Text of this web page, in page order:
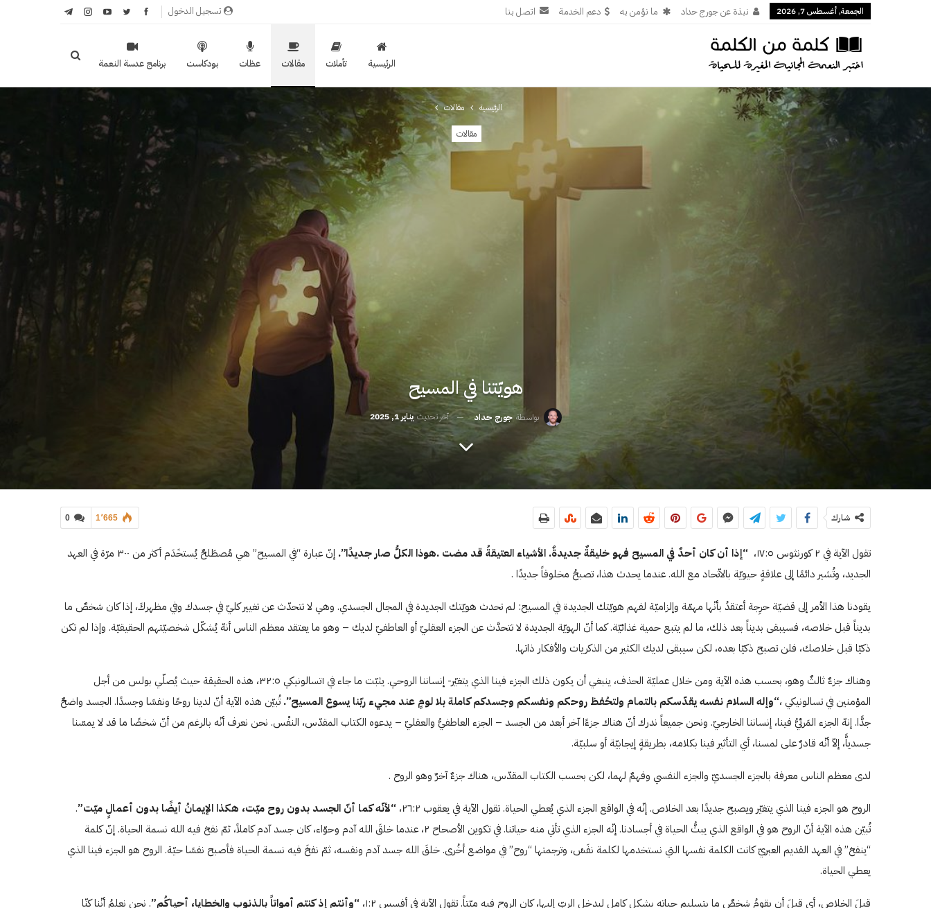
تسجيل الدخول الجمعة, أغسطس 7, 2026 نبذة عن جورج حداد ما نؤمن به دعم الخدمة اتصل بنا
الرئيسية تأملات مقالات عظات بودكاست برنامج عدسة النعمة
الرئيسية مقالات
مقالات
هويّتنا في المسيح
بواسطة جورج حداد آخر تحديثيناير 1, 2025
0 1٬665 شارك
تقول الآية في ٢ كورنثوس ۱۷:٥، “إذا أن كان أحدٌ في المسيح فهو خليقةٌ جديدةٌ. الأشياء العتيقةُ قد مضت .هوذا الكلُّ صار جديدًا”.
إنّ عبارة “في المسيح” هي مُصطَلحٌ يُستخَدَم أكثر من ٣٠٠ مرّة في العهد
الجديد، وتُشير دائمًا إلى علاقةٍ حيويّة بالاتّحاد مع الله. عندما يحدث هذا، تصبحُ مخلوقاً جديدًا .
يقودنا هذا الأمر إلى قضيّة حرِجة أعتقدُ بأنّها مهمّة وإلزاميّة لفهم هويّتك الجديدة في المسيح: لم تحدث هويّتك الجديدة في المجال الجسدي. وهي لا تتحدّث عن تغيير كليّ في جسدك وفي مظهركَ، إذا كان شخصٌ ما
بديناً قبل خلاصه، فسيبقى بديناً بعد ذلك، ما لم يتبع حمية غذائيّة. كما أنّ الهويّة الجديدة لا تتحدَّث عن الجزء العقليّ أو العاطفيّ لديك – وهو ما يعتقد معظم الناس أنهّ يُشكّل شخصيّتهم الحقيقيّة. وإذا لم تكن
ذكيّا قبل خلاصك، فلن تصبح ذكيّا بعده، لكن سيبقى لديك الكثير من الذكريات والأفكار ذاتها.
وهناك جزءٌ ثالثٌ وهو، بحسب هذه الآية ومن خلال عمليّة الحذف، ينبغي أن يكون ذلك الجزء فينا الذي يتغيّر- إنساننا الروحي. يثبّت ما جاء في ۱تسالونيكي ٣٢:٥، هذه الحقيقة حيث يُصلّي بولس من أجل
المؤمنين في تسالونيكي ،“وإله السلام نفسه يقدّسكم بالتمام ولتحُفظ روحكم ونفسكم وجسدكم كاملة بلا لومٍ عند مجيء ربّنا يسوع المسيح”.تُبيّن هذه الآية أنّ لدينا روحًا ونفسًا وجسدًا. الجسد واضحٌ
جدًّا. إنهّ الجزء المَرئيُّ فينا، إنساننا الخارجيّ. ونحن جميعاً ندرك أنّ هناك جزءًا آخر أبعد من الجسد – الجزء العاطفيُّ والعقليّ – يدعوه الكتاب المقدّس، النفْس. نحن نعرف أنّه بالرغم من أنّ شخصًا ما قد لا يمسّنا
جسدياًّ، إلاّ أنّه قادرٌ على لمسنا، أي التأثير فينا بكلامه، بطريقةٍ إيجابيّة أو سلبيّة.
لدى معظم الناس معرفة بالجزء الجسديّ والجزء النفسي وفهمٌ لهما، لكن بحسب الكتاب المقدّس، هناك جزءٌ آخرٌ وهو الروح .
الروح هو الجزء فينا الذي يتغيّر ويصبح جديدًا بعد الخلاص. إنّه في الواقع الجزء الذي يُعطي الحياة. تقول الآية في يعقوب ٢٦:٢، “لأنّه كما أنّ الجسد بدون روح ميّت، هكذا الإيمانُ أيضًا بدون أعمالٍ ميّت”.
تُبيّن هذه الآية أنّ الروح هو في الواقع الذي يبثُّ الحياة في أجسادنا. إنّه الجزء الذي تأتي منه حياتنا. في تكوين الأصحاح ٢، عندما خلقَ الله آدم وحوّاء، كان جسد آدم كاملاً، ثمّ نفخ فيه الله نسمة الحياة. إنّ كلمة
“ينفخ” في العهد القديم العبريّ كانت الكلمة نفسها التي نستخدمها لكلمة نفَسْ، وترجمتها “روح” في مواضع أخُرى. خلقَ الله جسد آدم ونفسه، ثمّ نفخَ فيه نسمة الحياة فأصبح نفسًا حيّة. الروح هو الجزء فينا الذي
يعطي الحياة.
قبلَ الخلاص، أي قبلَ أن يقومُ شخصٌ ما بتسليم حياته بشكلٍ كامل ليدخل الربّ إليها، كان الروح فيه ميّتاً. تقول الآية في أفسس ۱:٢، “وأنتم إذ كنتم أمواتاً بالذنوب والخطايا، أحياكُم”. نحن نعلمُ أنّنا كنّا